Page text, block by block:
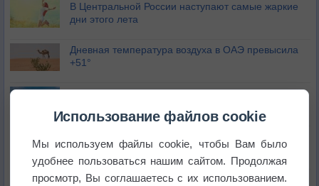
В Центральной России наступают самые жаркие
дни этого лета
Дневная температура воздуха в ОАЭ превысила
+51°
Европейские столицы бьют рекорды жары
не выпадал дождь
Лето продолжит щедро раздавать своё тепло!
Использование файлов cookie
Мы используем файлы cookie, чтобы Вам было
удобнее пользоваться нашим сайтом. Продолжая
просмотр, Вы соглашаетесь с их использованием.